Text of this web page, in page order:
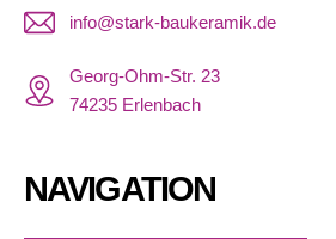
info@stark-baukeramik.de
Georg-Ohm-Str. 23
74235 Erlenbach
NAVIGATION